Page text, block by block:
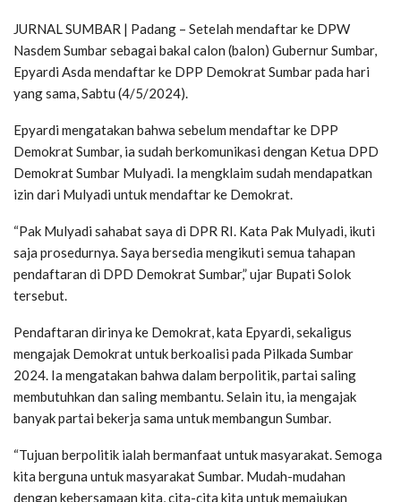
JURNAL SUMBAR | Padang – Setelah mendaftar ke DPW
Nasdem Sumbar sebagai bakal calon (balon) Gubernur Sumbar,
Epyardi Asda mendaftar ke DPP Demokrat Sumbar pada hari
yang sama, Sabtu (4/5/2024).
Epyardi mengatakan bahwa sebelum mendaftar ke DPP
Demokrat Sumbar, ia sudah berkomunikasi dengan Ketua DPD
Demokrat Sumbar Mulyadi. Ia mengklaim sudah mendapatkan
izin dari Mulyadi untuk mendaftar ke Demokrat.
“Pak Mulyadi sahabat saya di DPR RI. Kata Pak Mulyadi, ikuti
saja prosedurnya. Saya bersedia mengikuti semua tahapan
pendaftaran di DPD Demokrat Sumbar,” ujar Bupati Solok
tersebut.
Pendaftaran dirinya ke Demokrat, kata Epyardi, sekaligus
mengajak Demokrat untuk berkoalisi pada Pilkada Sumbar
2024. Ia mengatakan bahwa dalam berpolitik, partai saling
membutuhkan dan saling membantu. Selain itu, ia mengajak
banyak partai bekerja sama untuk membangun Sumbar.
“Tujuan berpolitik ialah bermanfaat untuk masyarakat. Semoga
kita berguna untuk masyarakat Sumbar. Mudah-mudahan
dengan kebersamaan kita, cita-cita kita untuk memajukan